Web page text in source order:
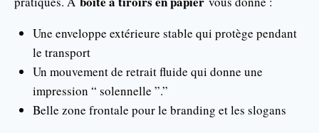
Une enveloppe extérieure stable qui protège pendant
le transport
Un mouvement de retrait fluide qui donne une
impression “ solennelle ”.”
Belle zone frontale pour le branding et les slogans